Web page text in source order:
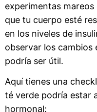
experimentas
que tu cuerpo esté
en los niveles de
observar los cambios
podría ser útil.
Aquí tienes una
té verde podría estar
hormonal: